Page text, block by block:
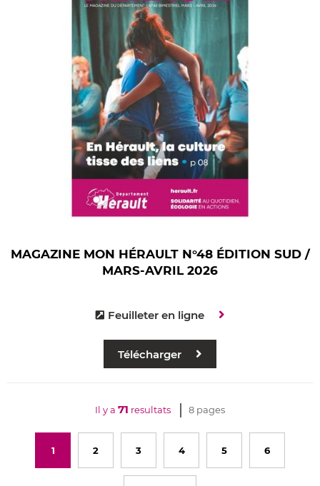
MAGAZINE MON HÉRAULT N°48 ÉDITION SUD /
MARS-AVRIL 2026
Feuilleter en ligne
Télécharger
Il y a 71 resultats 8 pages
1 2 3 4 5 6